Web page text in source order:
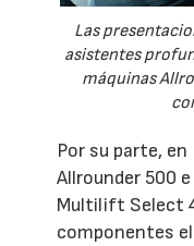
Las
asistentes
máquinas
Por su parte,
Allrounder 500
Multilift Select
componentes